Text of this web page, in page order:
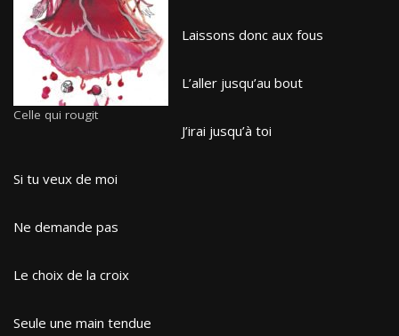
Celle qui rougit
Laissons donc aux fous
L’aller jusqu’au bout
J’irai jusqu’à toi
Si tu veux de moi
Ne demande pas
Le choix de la croix
Seule une main tendue